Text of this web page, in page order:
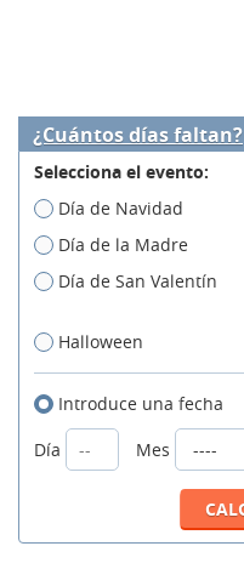
¿Cuántos días faltan?
Selecciona el evento:
Día de Navidad
Día de la Madre
Día de San Valentín
Halloween
Introduce una fecha
Día
Mes